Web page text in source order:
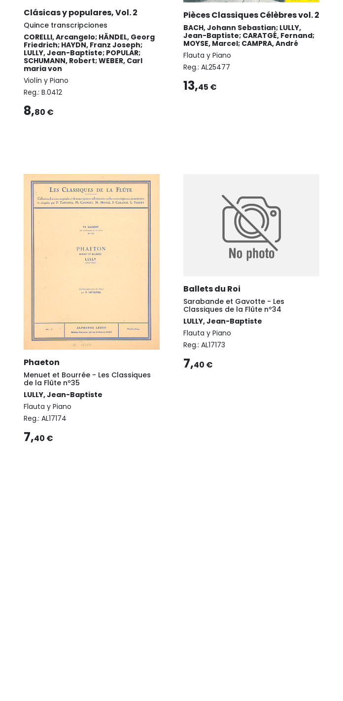
Clásicas y populares, Vol. 2
Quince transcripciones
CORELLI, Arcangelo; HÄNDEL, Georg
Friedrich; HAYDN, Franz Joseph;
LULLY, Jean-Baptiste; POPULAR;
SCHUMANN, Robert; WEBER, Carl
maria von
Violín y Piano
Reg.: B.0412
8,80 €
Pièces Classiques Célèbres vol. 2
BACH, Johann Sebastian; LULLY,
Jean-Baptiste; CARATGÉ, Fernand;
MOYSE, Marcel; CAMPRA, André
Flauta y Piano
Reg.: AL25477
13,45 €
Phaeton
Menuet et Bourrée - Les Classiques
de la Flûte nº35
LULLY, Jean-Baptiste
Flauta y Piano
Reg.: AL17174
7,40 €
Ballets du Roi
Sarabande et Gavotte - Les
Classiques de la Flûte nº34
LULLY, Jean-Baptiste
Flauta y Piano
Reg.: AL17173
7,40 €